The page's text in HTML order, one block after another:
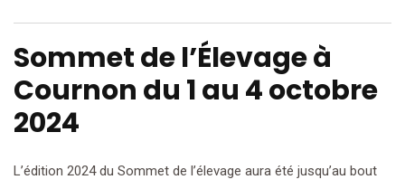
Sommet de l’Élevage à
Cournon du 1 au 4 octobre
2024
L’édition 2024 du Sommet de l’élevage aura été jusqu’au bout